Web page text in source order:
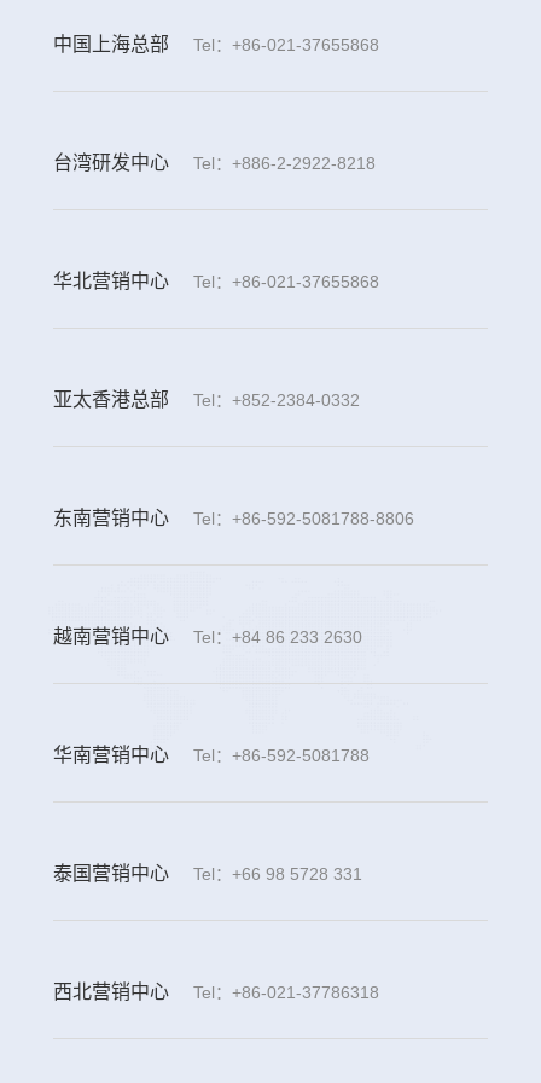
中国上海总部 Tel：+86-021-37655868
台湾研发中心 Tel：+886-2-2922-8218
华北营销中心 Tel：+86-021-37655868
亚太香港总部 Tel：+852-2384-0332
东南营销中心 Tel：+86-592-5081788-8806
越南营销中心 Tel：+84 86 233 2630
华南营销中心 Tel：+86-592-5081788
泰国营销中心 Tel：+66 98 5728 331
西北营销中心 Tel：+86-021-37786318